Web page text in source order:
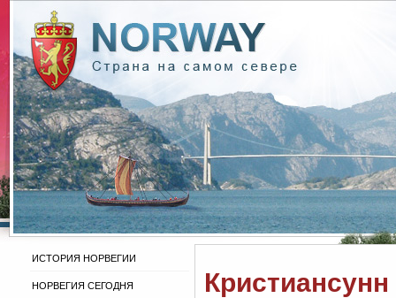
ИСТОРИЯ НОРВЕГИИ
НОРВЕГИЯ СЕГОДНЯ